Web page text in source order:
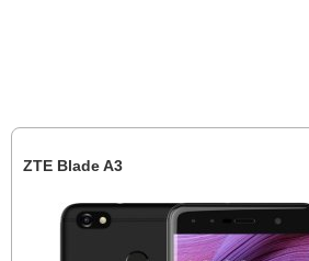
ZTE Blade A3